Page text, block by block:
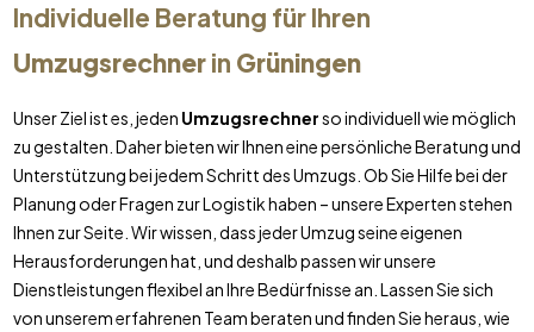
Individuelle Beratung für Ihren
Umzugsrechnerin Grüningen
Unser Ziel ist es, jeden Umzugsrechnerso individuell wie möglich
zu gestalten. Daher bieten wir Ihnen eine persönliche Beratung und
Unterstützung bei jedem Schritt des Umzugs. Ob Sie Hilfe bei der
Planung oder Fragen zur Logistik haben – unsere Experten stehen
Ihnen zur Seite. Wir wissen, dass jeder Umzug seine eigenen
Herausforderungen hat, und deshalb passen wir unsere
Dienstleistungen flexibel an Ihre Bedürfnisse an. Lassen Sie sich
von unserem erfahrenen Team beraten und finden Sie heraus, wie